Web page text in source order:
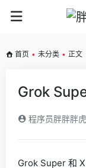
首页 • 未分类 • 正文
Grok
程序员胖胖胖
Grok Super 和